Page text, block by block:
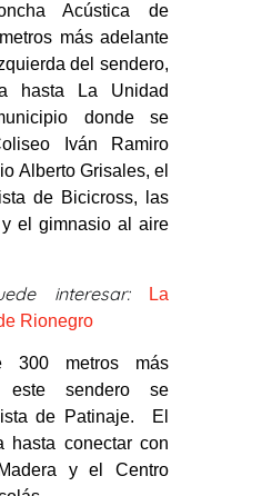
Acústica de
más adelante
del sendero,
hasta La Unidad
donde se
Iván Ramiro
Alberto Grisales, el
de Bicicross, las
el gimnasio al aire
interesar:
La
Rionegro
300 metros más
este sendero se
de Patinaje. El
hasta conectar con
y el Centro